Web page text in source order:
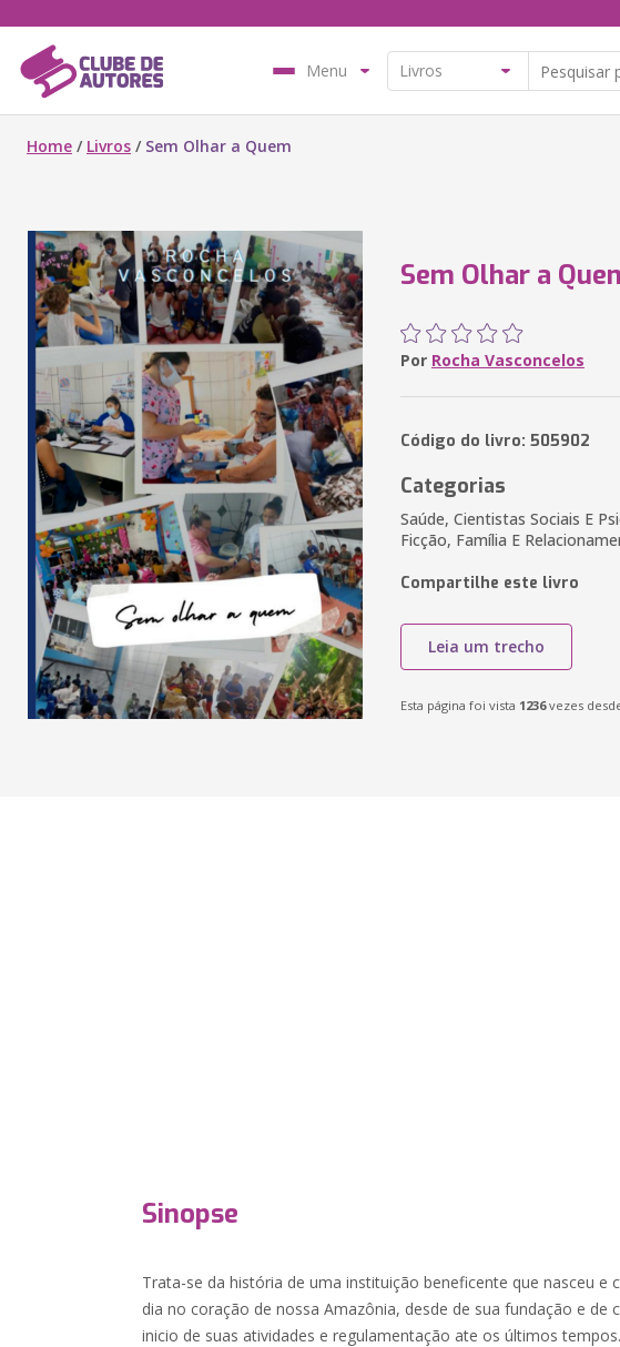
Menu
Home / Livros / Sem Olhar a Quem
Sem Olhar a
Por Rocha Vasconcelos
Código do livro: 505902
Categorias
Saúde, Cientistas Sociais E
Ficção, Família E
Compartilhe este livro
Leia um trecho
Esta página foi vista 1236vezes
Sinopse
Trata-se da história de uma instituição beneficente que nasceu e
dia no coração de nossa Amazônia, desde de sua fundação e de
inicio de suas atividades e regulamentação ate os últimos tempos.